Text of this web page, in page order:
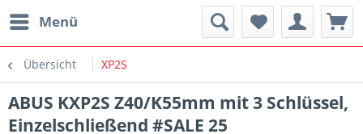
Menü
Übersicht XP2S
ABUS KXP2S Z40/K55mm mit 3 Schlüssel,
Einzelschließend #SALE 25